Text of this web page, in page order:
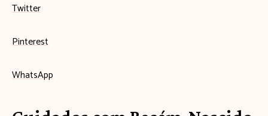
Twitter
Pinterest
WhatsApp